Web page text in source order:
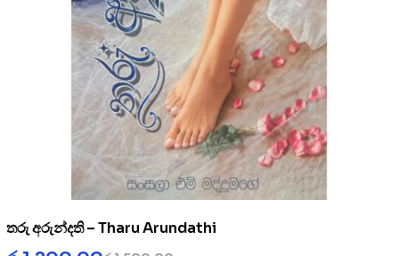
තරු අරුන්දති – Tharu Arundathi